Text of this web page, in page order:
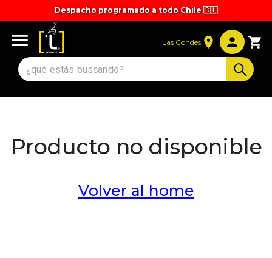
Despacho programado a todo Chile 🇨🇱
Tiempos y valores de despacho 🚚
Las Condes
Producto no disponible
Volver al home